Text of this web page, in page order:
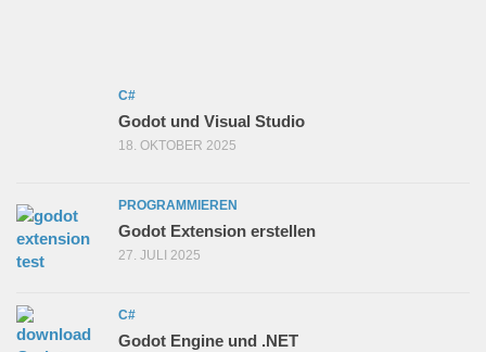
C#
Godot und Visual Studio
18. OKTOBER 2025
PROGRAMMIEREN
Godot Extension erstellen
27. JULI 2025
C#
Godot Engine und .NET